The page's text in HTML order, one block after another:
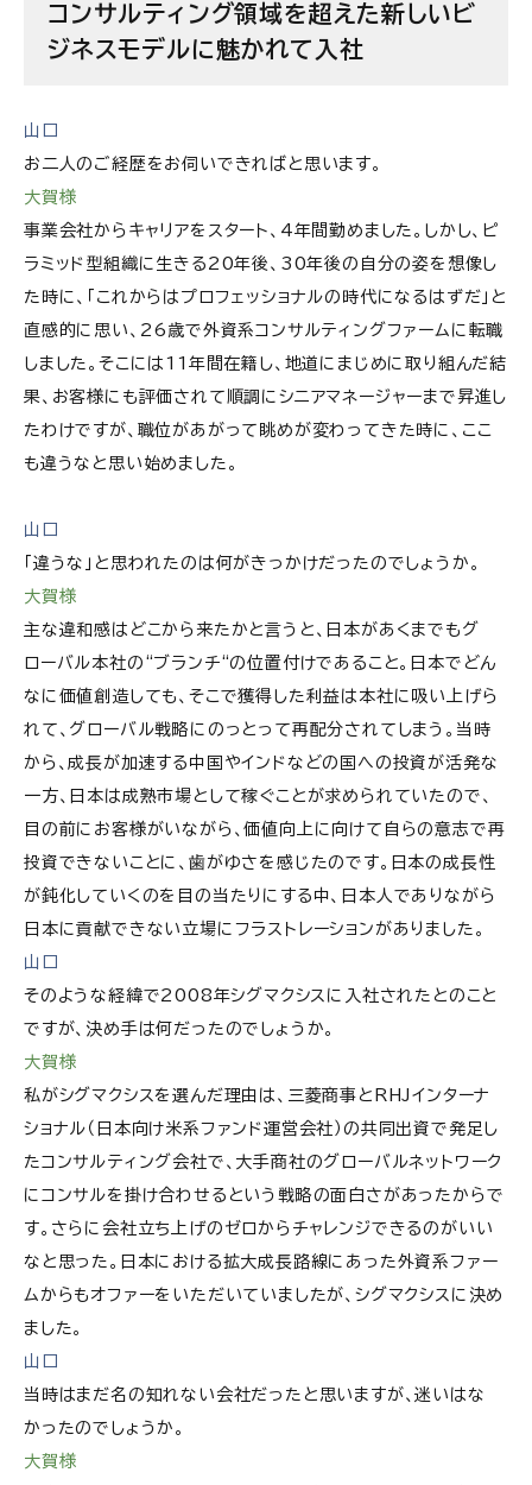
トランスフォーメーションのリーダーを自社・クライ
コンサルティング領域を超えた新しいビ
ジネスモデルに魅かれて入社
山口
お二人のご経歴をお伺いできればと思います。
大賀様
事業会社からキャリアをスタート、4年間勤めました。しかし、ピ
ラミッド型組織に生きる20年後、30年後の自分の姿を想像し
た時に、「これからはプロフェッショナルの時代になるはずだ」と
直感的に思い、26歳で外資系コンサルティングファームに転職
しました。そこには11年間在籍し、地道にまじめに取り組んだ結
果、お客様にも評価されて順調にシニアマネージャーまで昇進し
たわけですが、職位があがって眺めが変わってきた時に、ここ
も違うなと思い始めました。
山口
「違うな」と思われたのは何がきっかけだったのでしょうか。
大賀様
主な違和感はどこから来たかと言うと、日本があくまでもグ
ローバル本社の“ブランチ“の位置付けであること。日本でどん
なに価値創造しても、そこで獲得した利益は本社に吸い上げら
れて、グローバル戦略にのっとって再配分されてしまう。当時
から、成長が加速する中国やインドなどの国への投資が活発な
一方、日本は成熟市場として稼ぐことが求められていたので、
目の前にお客様がいながら、価値向上に向けて自らの意志で再
投資できないことに、歯がゆさを感じたのです。日本の成長性
が鈍化していくのを目の当たりにする中、日本人でありながら
日本に貢献できない立場にフラストレーションがありました。
山口
そのような経緯で2008年シグマクシスに入社されたとのこと
ですが、決め手は何だったのでしょうか。
大賀様
私がシグマクシスを選んだ理由は、三菱商事とRHJインターナ
ショナル（日本向け米系ファンド運営会社）の共同出資で発足し
たコンサルティング会社で、大手商社のグローバルネットワーク
にコンサルを掛け合わせるという戦略の面白さがあったからで
す。さらに会社立ち上げのゼロからチャレンジできるのがいい
なと思った。日本における拡大成長路線にあった外資系ファー
ムからもオファーをいただいていましたが、シグマクシスに決め
ました。
山口
当時はまだ名の知れない会社だったと思いますが、迷いはな
かったのでしょうか。
大賀様